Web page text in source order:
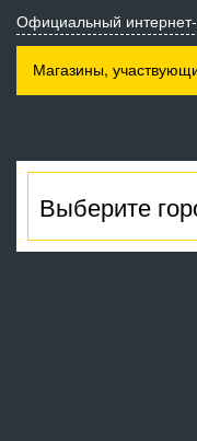
Официальный
Магазины,